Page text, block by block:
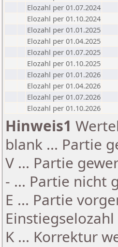
Elozahl per 01.07.2024
Elozahl per 01.10.2024
Elozahl per 01.01.2025
Elozahl per 01.04.2025
Elozahl per 01.07.2025
Elozahl per 01.10.2025
Elozahl per 01.01.2026
Elozahl per 01.04.2026
Elozahl per 01.07.2026
Elozahl per 01.10.2026
Hinweis1
blank ... Partie
V ... Partie
- ... Partie nicht
E ... Partie
K ... Korrektur